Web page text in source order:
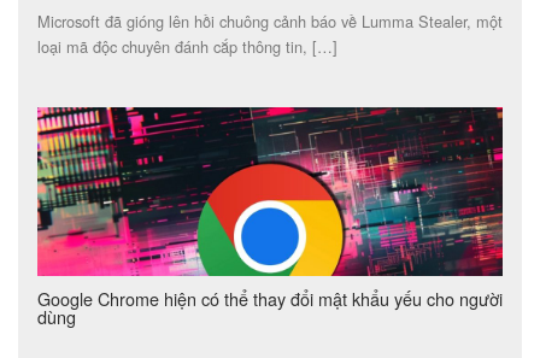
Microsoft đã gióng lên hồi chuông cảnh báo về Lumma Stealer, một
loại mã độc chuyên đánh cắp thông tin, […]
Google Chrome hiện có thể thay đổi mật khẩu yếu cho người
dùng